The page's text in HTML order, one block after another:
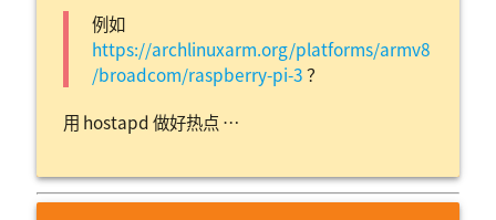
例如
https://archlinuxarm.org/platforms/armv8
/broadcom/raspberry-pi-3？
用 hostapd 做好热点 …